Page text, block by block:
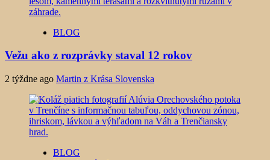
BLOG
Vežu ako z rozprávky staval 12 rokov
2 týždne ago Martin z Krása Slovenska
BLOG